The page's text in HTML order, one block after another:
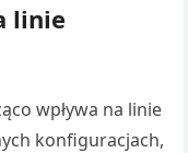
linie
wpływa na linie
konfiguracjach,